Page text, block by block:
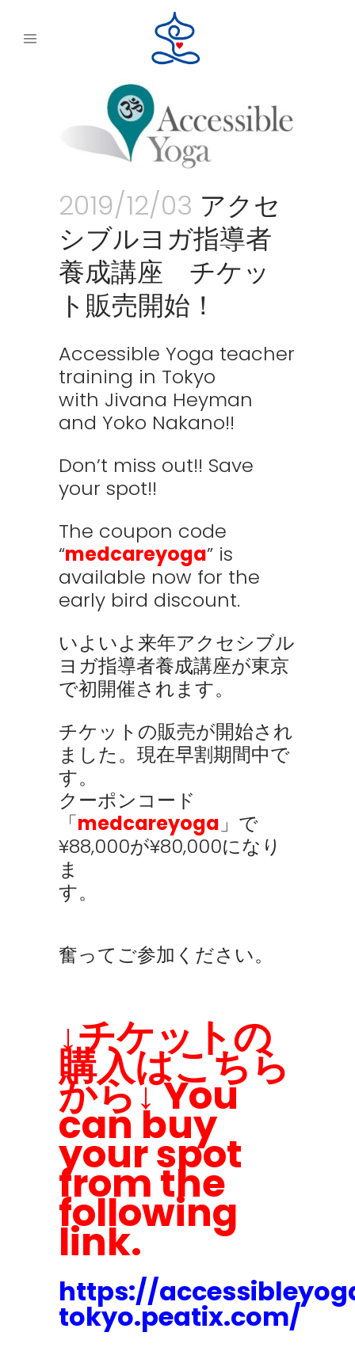
2019/12/03 アクセ
シブルヨガ指導者
養成講座 チケッ
ト販売開始！
Accessible Yoga teacher
training in Tokyo
with Jivana Heyman
and Yoko Nakano!!
Don’t miss out!! Save
your spot!!
The coupon code
“medcareyoga” is
available now for the
early bird discount.
いよいよ来年アクセシブル
ヨガ指導者養成講座が東京
で初開催されます。
チケットの販売が開始され
ました。現在早割期間中で
す。
クーポンコード
「medcareyoga 」で
¥88,000が¥80,000になり
ま
す。
奮ってご参加ください。
↓チケットの
購入はこちら
から↓ You
can buy
your spot
from the
following
link.
https://
tokyo.peatix.com/